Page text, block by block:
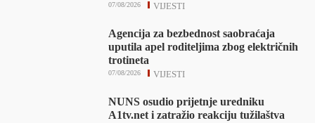
VIJESTI
07/08/2026
Agencija za bezbednost saobraćaja
uputila apel roditeljima zbog električnih
trotineta
VIJESTI
07/08/2026
NUNS osudio prijetnje uredniku
A1tv.net i zatražio reakciju tužilaštva